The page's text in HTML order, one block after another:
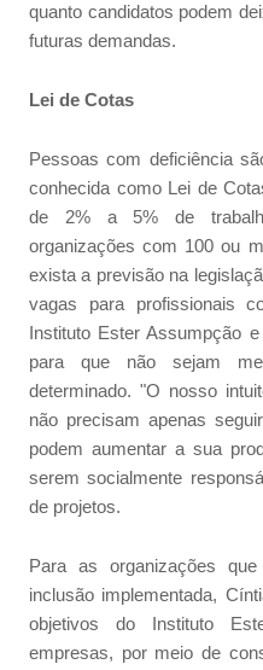
quanto candidatos podem
futuras demandas.
Lei de Cotas
Pessoas com deficiência
conhecida como Lei de
de 2% a 5% de
organizações com 100 ou
exista a previsão na
vagas para profissionais
Instituto Ester Assumpção
para que não sejam
determinado. "O nosso
não precisam apenas
podem aumentar a sua
serem socialmente
de projetos.
Para as organizações
inclusão implementada,
objetivos do Instituto
empresas, por meio de